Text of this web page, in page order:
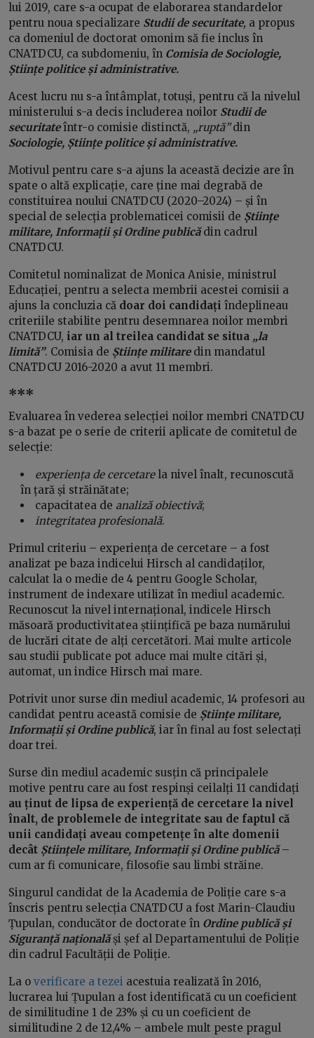
lui 2019, care s-a ocupat de elaborarea standardelor
pentru noua specializare Studii de securitate, a propus
ca domeniul de doctorat omonim să fie inclus în
CNATDCU, ca subdomeniu, în Comisia de Sociologie,
Științe politice și administrative.
Acest lucru nu s-a întâmplat, totuși, pentru că la nivelul
ministerului s-a decis includerea noilor Studii de
securitate într-o comisie distinctă, „ruptă”din
Sociologie, Științe politice și administrative.
Motivul pentru care s-a ajuns la această decizie are în
spate o altă explicație, care ține mai degrabă de
constituirea noului CNATDCU (2020–2024) – și în
special de selecția problematicei comisii de Științe
militare, Informații și Ordine publicădin cadrul
CNATDCU.
Comitetul nominalizat de Monica Anisie, ministrul
Educației, pentru a selecta membrii acestei comisii a
ajuns la concluzia că doar doi candidați îndeplineau
criteriile stabilite pentru desemnarea noilor membri
CNATDCU, iar un al treilea candidat se situa „la
limită”. Comisia de Științe militaredin mandatul
CNATDCU 2016-2020 a avut 11 membri.
***
Evaluarea în vederea selecției noilor membri CNATDCU
s-a bazat pe o serie de criterii aplicate de comitetul de
selecție:
experiența de cercetarela nivel înalt, recunoscută
în țară și străinătate;
capacitatea de analiză obiectivă;
integritatea profesională.
Primul criteriu – experiența de cercetare – a fost
analizat pe baza indicelui Hirsch al candidaților,
calculat la o medie de 4 pentru Google Scholar,
instrument de indexare utilizat în mediul academic.
Recunoscut la nivel internațional, indicele Hirsch
măsoară productivitatea științifică pe baza numărului
de lucrări citate de alți cercetători. Mai multe articole
sau studii publicate pot aduce mai multe citări și,
automat, un indice Hirsch mai mare.
Potrivit unor surse din mediul academic, 14 profesori au
candidat pentru această comisie de Științe militare,
Informații și Ordine publică, iar în final au fost selectați
doar trei.
Surse din mediul academic susțin că principalele
motive pentru care au fost respinși ceilalți 11 candidați
au ținut de lipsa de experiență de cercetare la nivel
înalt, de problemele de integritate sau de faptul că
unii candidați aveau competențe în alte domenii
decât Științele militare, Informații și Ordine publică–
cum ar fi comunicare, filosofie sau limbi străine.
Singurul candidat de la Academia de Poliție care s-a
înscris pentru selecția CNATDCU a fost Marin-Claudiu
Țupulan, conducător de doctorate în Ordine publică și
Siguranță naționalăși șef al Departamentului de Poliție
din cadrul Facultății de Poliție.
La o verificare a tezei acestuia realizată în 2016,
lucrarea lui Țupulan a fost identificată cu un coeficient
de similitudine 1 de 23% și cu un coeficient de
similitudine 2 de 12,4% – ambele mult peste pragul